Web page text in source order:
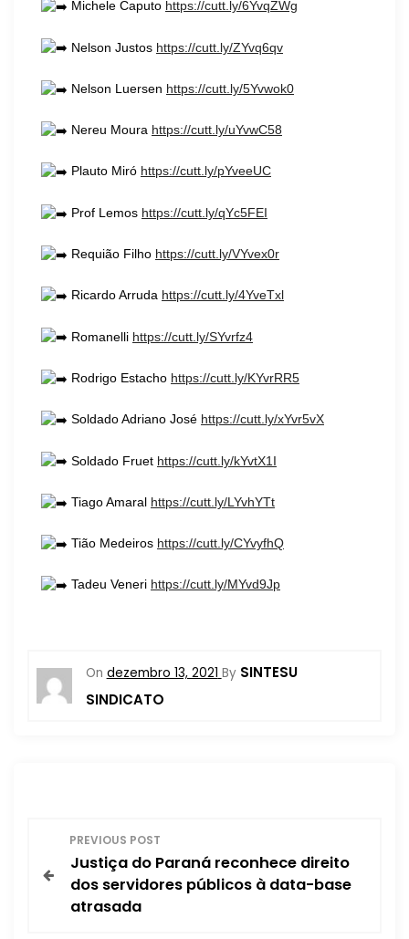
Michele Caputo https://cutt.ly/6YvqZWg
Nelson Justos https://cutt.ly/ZYvq6qv
Nelson Luersen https://cutt.ly/5Yvwok0
Nereu Moura https://cutt.ly/uYvwC58
Plauto Miró https://cutt.ly/pYveeUC
Prof Lemos https://cutt.ly/qYc5FEI
Requião Filho https://cutt.ly/VYvex0r
Ricardo Arruda https://cutt.ly/4YveTxl
Romanelli https://cutt.ly/SYvrfz4
Rodrigo Estacho https://cutt.ly/KYvrRR5
Soldado Adriano José https://cutt.ly/xYvr5vX
Soldado Fruet https://cutt.ly/kYvtX1I
Tiago Amaral https://cutt.ly/LYvhYTt
Tião Medeiros https://cutt.ly/CYvyfhQ
Tadeu Veneri https://cutt.ly/MYvd9Jp
On dezembro 13, 2021 By SINTESU
SINDICATO
a
PREVIOUS POST
Justiça do Paraná reconhece direito
dos servidores públicos à data-base
atrasada